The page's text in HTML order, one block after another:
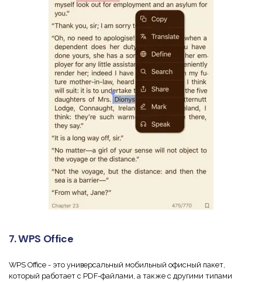
7. WPS Office
WPS Office - это универсальный мобильный офисный пакет,
который работает с PDF-файлами, а также с другими типами